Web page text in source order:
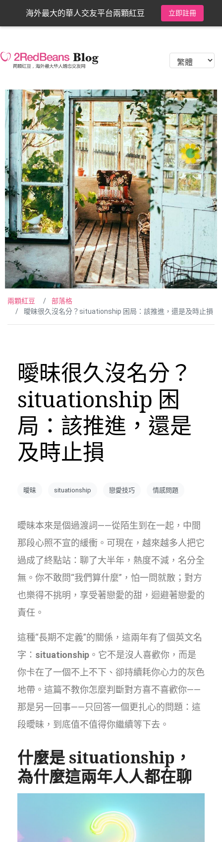
海外最大的華人交友平台兩顆紅豆 立即註冊
兩顆紅豆
部落格
曖昧很久沒名分？situationship 困局：該推進，還是及時止損
曖昧很久沒名分？
situationship 困
局：該推進，還是
及時止損
曖昧 situationship 戀愛技巧 情感問題
曖昧本來是個過渡詞——從陌生到在一起，中間
那段心照不宣的緩衝。可現在，越來越多人把它
過成了終點站：聊了大半年，熱度不減，名分全
無。你不敢問“我們算什麼”，怕一問就散；對方
也樂得不挑明，享受著戀愛的甜，迴避著戀愛的
責任。
這種“長期不定義”的關係，這兩年有了個英文名
字： situationship 。它不是沒人喜歡你，而是
你卡在了一個不上不下、卻持續耗你心力的灰色
地帶。這篇不教你怎麼判斷對方喜不喜歡你——
那是另一回事——只回答一個更扎心的問題：這
段曖昧，到底值不值得你繼續等下去。
什麼是 situationship，
為什麼這兩年人人都在聊